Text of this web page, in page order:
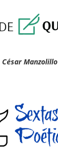
César Manzolillo